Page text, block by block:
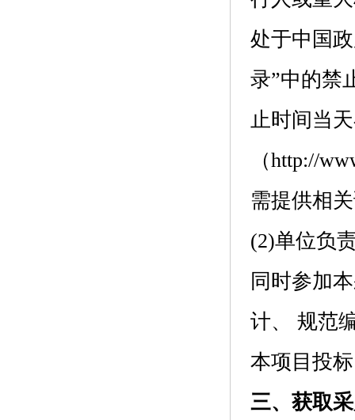
处于中国
录”中的禁
止时间当
（http://
需提供相
(2)单位负
同时参加
计、 规范
本项目投
三、获取